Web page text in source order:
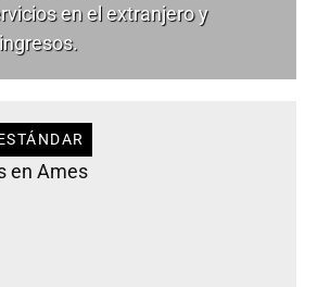
en el extranjero y
en Ames